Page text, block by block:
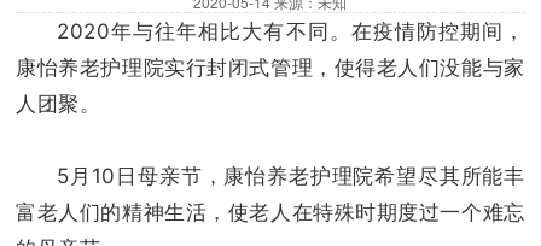
五官科（5楼）
内一科（4楼）
肿瘤血液病科（6楼）
泌尿外科专家
康复科专家
急诊科专家
2020年与往年相比大有不同。在疫情防控期间，
康怡养老护理院实行封闭式管理，使得老人们没能与家
人团聚。
5月10日母亲节，康怡养老护理院希望尽其所能丰
富老人们的精神生活，使老人在特殊时期度过一个难忘